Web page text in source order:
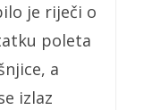
je riječi o
poleta
a
izlaz